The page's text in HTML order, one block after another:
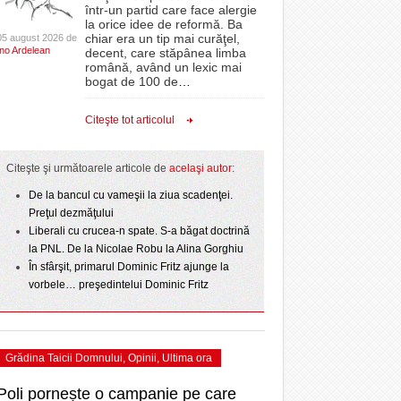
şi
în
- 3 August 2026
cu o victorie
- 25 July 2026
La Muzeul Apei are loc expoziția „Sub semnul
curgerii. Între transparență și permanență” - 4
- 3 August 2026
View all
proiectelor derulate de instituție din fonduri
europene/FOTO
ANAF oferă persoanelor fizice posibilitatea să
beneficieze de Declarația Unică 212
2025
CLIPURI VIDEO
JOCURI ONLINE
DIVERSE
FARMACII DIN
GRĂDINIŢE DIN TIMIŞ
PRIMĂRIILE DIN TIMIŞ
SFATUL MEDICULUI
SFATURI JURIDICE
august 2026 de
Ardelean
într-un partid care face alergie
la orice idee de reformă. Ba
chiar era un tip mai curăţel,
decent, care stăpânea limba
română, având un lexic mai
bogat de 100 de
Citeşte tot articolul
Citeşte şi următoarele articole de acelaşi autor:
De la bancul cu vameşii la ziua scadenţei.
Preţul dezmăţului
Liberali cu crucea-n spate. S-a băgat doctrină
la PNL. De la Nicolae Robu la Alina Gorghiu
În sfârşit, primarul Dominic Fritz ajunge la
vorbele… preşedintelui Dominic Fritz
Grădina Taicii Domnului, Opinii, Ultima ora
pornește o campanie pe care